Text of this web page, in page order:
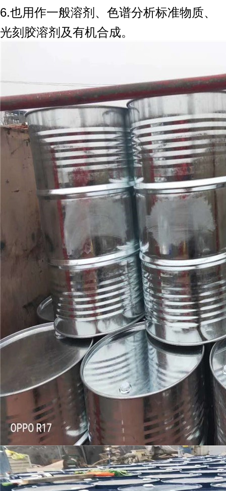
6.也用作一般溶剂、色谱分析标准物质、
光刻胶溶剂及有机合成。